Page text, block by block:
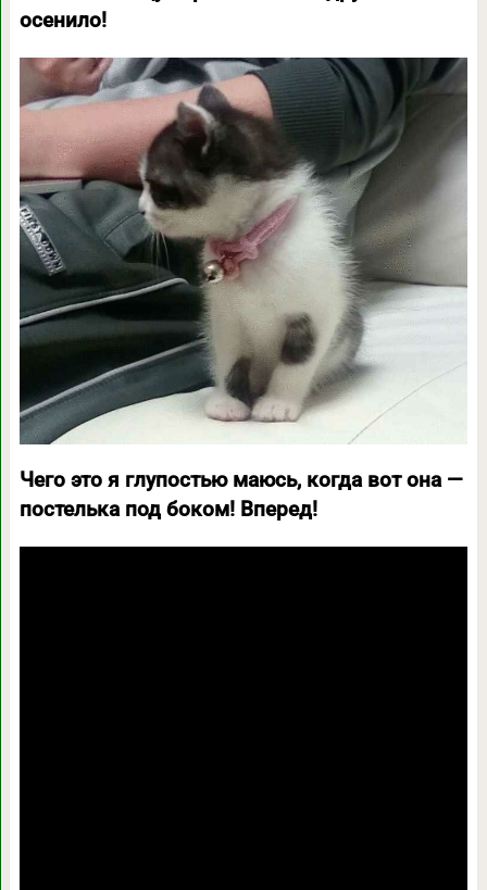
осенило!
Чего это я глупостью маюсь, когда вот она —
постелька под боком! Вперед!